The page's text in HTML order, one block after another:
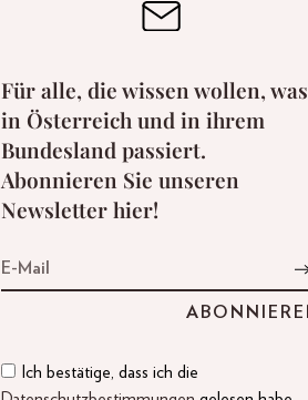
Für alle, die wissen wollen, was
in Österreich und in ihrem
Bundesland passiert.
Abonnieren Sie unseren
Newsletter hier!
Ich bestätige, dass ich die